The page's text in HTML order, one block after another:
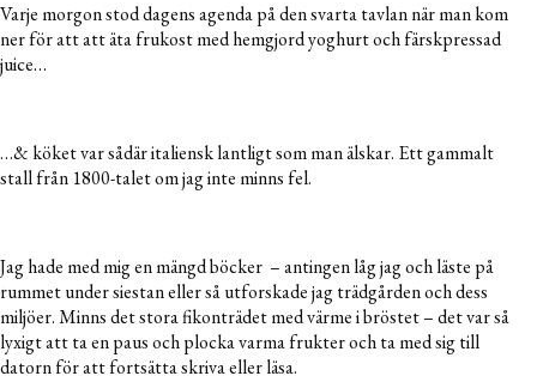
Varje morgon stod dagens agenda på den svarta tavlan när man kom
ner för att att äta frukost med hemgjord yoghurt och färskpressad
juice…
…& köket var sådär italiensk lantligt som man älskar. Ett gammalt
stall från 1800-talet om jag inte minns fel.
Jag hade med mig en mängd böcker – antingen låg jag och läste på
rummet under siestan eller så utforskade jag trädgården och dess
miljöer. Minns det stora fikonträdet med värme i bröstet – det var så
lyxigt att ta en paus och plocka varma frukter och ta med sig till
datorn för att fortsätta skriva eller läsa.